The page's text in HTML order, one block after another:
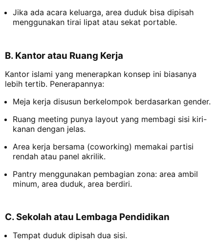
Jika ada acara keluarga, area duduk bisa dipisah
menggunakan tirai lipat atau sekat portable.
B. Kantor atau Ruang Kerja
Kantor islami yang menerapkan konsep ini biasanya
lebih tertib. Penerapannya:
Meja kerja disusun berkelompok berdasarkan gender.
Ruang meeting punya layout yang membagi sisi kiri-
kanan dengan jelas.
Area kerja bersama (coworking) memakai partisi
rendah atau panel akrilik.
Pantry menggunakan pembagian zona: area ambil
minum, area duduk, area berdiri.
C. Sekolah atau Lembaga Pendidikan
Tempat duduk dipisah dua sisi.